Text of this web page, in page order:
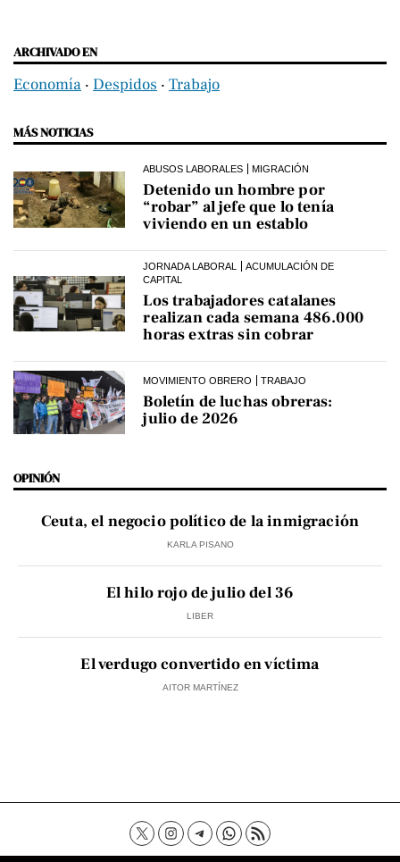
ARCHIVADO EN
Economía ‧ Despidos ‧ Trabajo
MÁS NOTICIAS
ABUSOS LABORALES MIGRACIÓN
Detenido un hombre por
“robar” al jefe que lo tenía
viviendo en un establo
JORNADA LABORAL
ACUMULACIÓN DE
CAPITAL
Los trabajadores catalanes
realizan cada semana 486.000
horas extras sin cobrar
MOVIMIENTO OBRERO TRABAJO
Boletín de luchas obreras:
julio de 2026
OPINIÓN
Ceuta, el negocio político de la inmigración
KARLA PISANO
El hilo rojo de julio del 36
LIBER
El verdugo convertido en víctima
AITOR MARTÍNEZ